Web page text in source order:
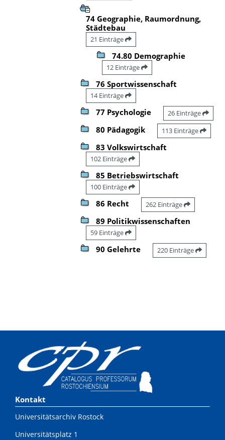
74 Geographie, Raumordnung,
Städtebau
21 Einträge
74.80 Demographie
12 Einträge
76 Sportwissenschaft
14 Einträge
77 Psychologie 26 Einträge
80 Pädagogik 113 Einträge
83 Volkswirtschaft
102 Einträge
85 Betriebswirtschaft
100 Einträge
86 Recht 262 Einträge
89 Politikwissenschaften
59 Einträge
90 Gelehrte 220 Einträge
Kontakt
Universitätsarchiv Rostock
Universitätsplatz 1